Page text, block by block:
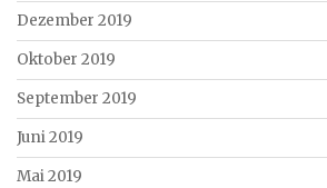
Dezember 2019
Oktober 2019
September 2019
Juni 2019
Mai 2019